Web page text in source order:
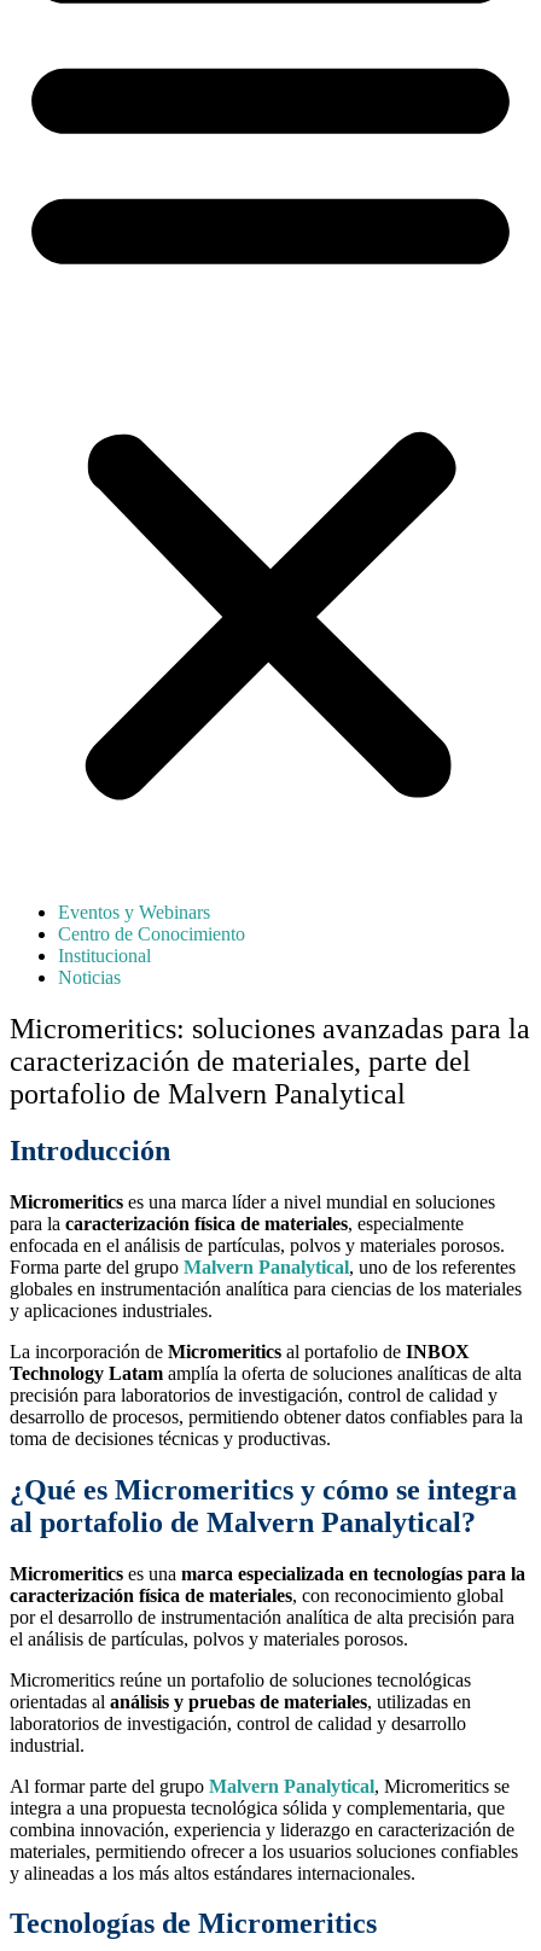
Eventos y Webinars
Centro de Conocimiento
Institucional
Noticias
Micromeritics: soluciones avanzadas para la
caracterización de materiales, parte del
portafolio de Malvern Panalytical
Introducción
Micromeritics es una marca líder a nivel mundial en soluciones
para la caracterización física de materiales, especialmente
enfocada en el análisis de partículas, polvos y materiales porosos.
Forma parte del grupo Malvern Panalytical, uno de los referentes
globales en instrumentación analítica para ciencias de los materiales
y aplicaciones industriales.
La incorporación de Micromeritics al portafolio de INBOX
Technology Latam amplía la oferta de soluciones analíticas de alta
precisión para laboratorios de investigación, control de calidad y
desarrollo de procesos, permitiendo obtener datos confiables para la
toma de decisiones técnicas y productivas.
¿Qué es Micromeritics y cómo se integra
al portafolio de Malvern Panalytical?
Micromeritics es una marca especializada en tecnologías para la
caracterización física de materiales, con reconocimiento global
por el desarrollo de instrumentación analítica de alta precisión para
el análisis de partículas, polvos y materiales porosos.
Micromeritics reúne un portafolio de soluciones tecnológicas
orientadas al análisis y pruebas de materiales, utilizadas en
laboratorios de investigación, control de calidad y desarrollo
industrial.
Al formar parte del grupo Malvern Panalytical, Micromeritics se
integra a una propuesta tecnológica sólida y complementaria, que
combina innovación, experiencia y liderazgo en caracterización de
materiales, permitiendo ofrecer a los usuarios soluciones confiables
y alineadas a los más altos estándares internacionales.
Tecnologías de Micromeritics